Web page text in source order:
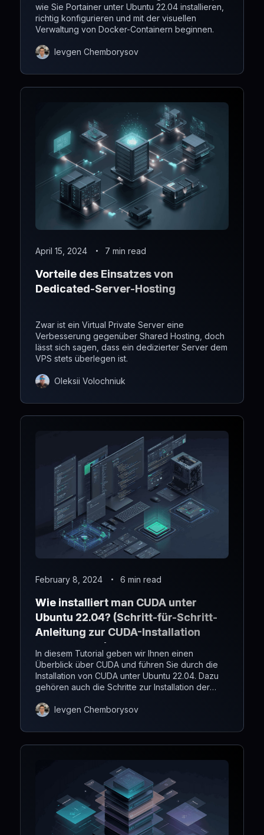
wie Sie Portainer unter Ubuntu 22.04 installieren,
richtig konfigurieren und mit der visuellen
Verwaltung von Docker-Containern beginnen.
Ievgen Chemborysov
April 15, 2024 7 min read
Vorteile des Einsatzes von
Dedicated-Server-Hosting
Zwar ist ein Virtual Private Server eine
Verbesserung gegenüber Shared Hosting, doch
lässt sich sagen, dass ein dedizierter Server dem
VPS stets überlegen ist.
Oleksii Volochniuk
February 8, 2024 6 min read
Wie installiert man CUDA unter
Ubuntu 22.04? (Schritt-für-Schritt-
Anleitung zur CUDA-Installation
unter Ubuntu)
In diesem Tutorial geben wir Ihnen einen
Überblick über CUDA und führen Sie durch die
Installation von CUDA unter Ubuntu 22.04. Dazu
gehören auch die Schritte zur Installation der
freischalten können...
Ievgen Chemborysov